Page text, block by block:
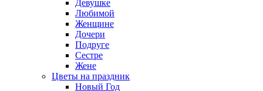
Девушке
Любимой
Женщине
Дочери
Подруге
Сестре
Жене
Цветы на праздник
Новый Год